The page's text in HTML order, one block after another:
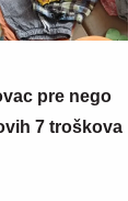
pre nego
7 troškova